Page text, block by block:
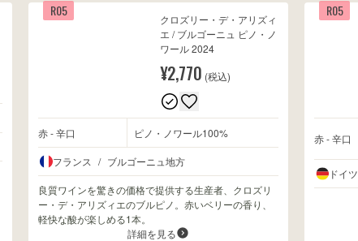
R05
クロズリー・デ・アリズィ
エ / ブルゴーニュ ピノ・ノ
ワール 2024
¥2,770 (税込)
赤 - 辛口 ピノ・ノワール100%
フランス / ブルゴーニュ地方
良質ワインを驚きの価格で提供する生産者、クロズリ
ー・デ・アリズィエのブルピノ。赤いベリーの香り、
軽快な酸が楽しめる1本。
詳細を見る
R05
赤 - 辛口
ドイツ